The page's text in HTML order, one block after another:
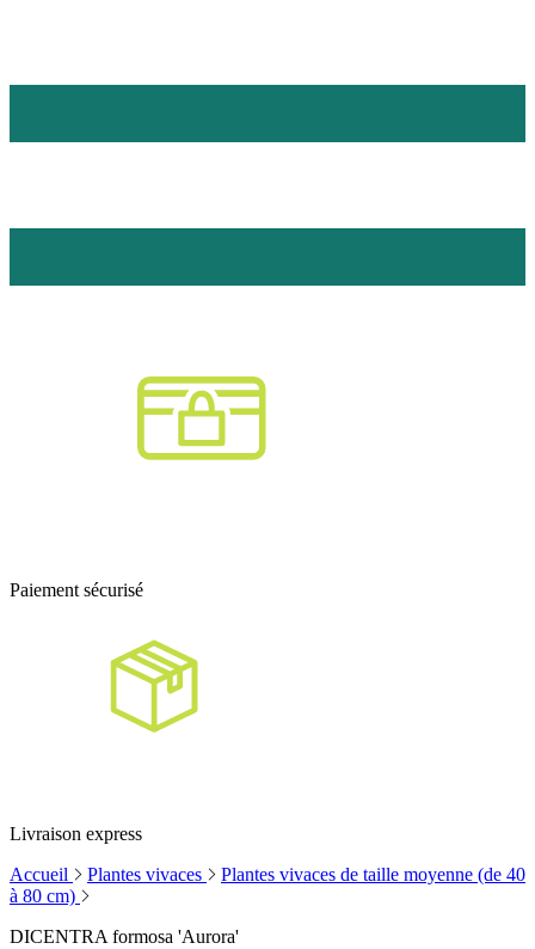
Paiement sécurisé
Livraison express
Accueil
Plantes vivaces
Plantes vivaces de taille moyenne (de 40
à 80 cm)
DICENTRA formosa 'Aurora'